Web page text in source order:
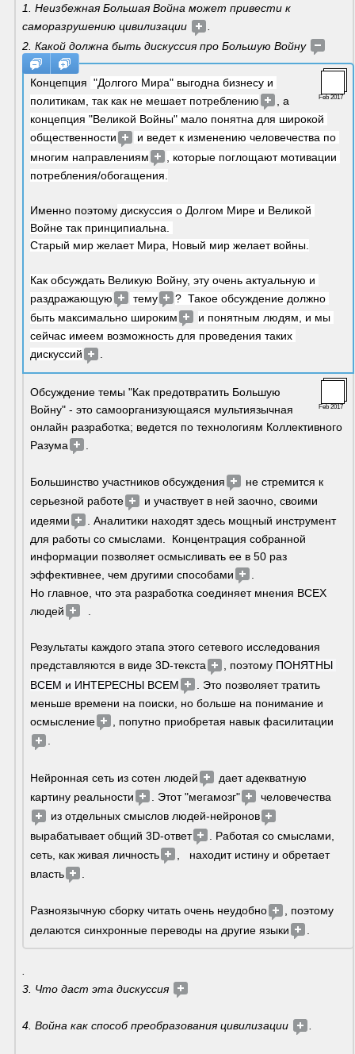
1. Неизбежная Большая Война может привести к
саморазрушению цивилизации
.
2. Какой должна быть дискуссия про Большую Войну
Feb 2017
Концепция "Долгого Мира" выгодна бизнесу и
политикам, так как не мешает потреблению
концепция "Великой Войны" мало понятна для широкой
общественности
и ведет к изменению человечества по
многим направлениям
, которые поглощают мотивации
потребления/обогащения.
Именно поэтому дискуссия о Долгом Мире и Великой
Войне так принципиальна.
Старый мир желает Мира, Новый мир желает войны.
Как обсуждать Великую Войну, эту очень актуальную и
раздражающую
тему
?  Такое обсуждение должно
быть максимально широким
и понятным людям, и мы
сейчас имеем возможность для проведения таких
дискуссий
.
Feb 2017
Обсуждение темы "Как предотвратить Большую
Войну" - это самоорганизующаяся мультиязычная
онлайн разработка; ведется по технологиям Коллективного
Разума
Большинство участников обсуждения
не стремится к
серьезной работе
и участвует в ней заочно, своими
идеями
. Аналитики находят здесь мощный инструмент
для работы со смыслами.  Концентрация собранной
информации позволяет осмысливать ее в 50 раз
эффективнее, чем другими способами
Но главное, что эта разработка соединяет мнения ВСЕХ
людей
Результаты каждого этапа этого сетевого исследования
представляются в виде 3D-текста
, поэтому ПОНЯТНЫ
ВСЕМ и ИНТЕРЕСНЫ ВСЕМ
. Это позволяет тратить
меньше времени на поиски, но больше на понимание и
осмысление
, попутно приобретая навык фасилитации
.
Нейронная сеть из сотен людей
дает адекватную
картину реальности
. Этот "мегамозг"
человечества
из отдельных смыслов людей-нейронов
вырабатывает общий 3D-ответ
. Работая со смыслами,
сеть, как живая личность
,   находит истину и обретает
власть
Разноязычную сборку читать очень неудобно
, поэтому
делаются синхронные переводы на другие языки
3. Что даст эта дискуссия
4. Война как способ преобразования цивилизации .